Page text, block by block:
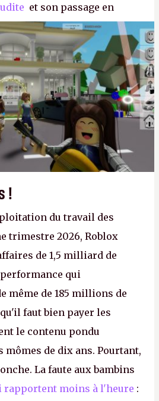
et son passage en
n'aura bientôt plus
ses bilans. Encore une
P.
!
du travail des
trimestre 2026, Roblox
de 1,5 milliard de
qui
même de 185 millions de
faut bien payer les
le contenu pondu
mômes de dix ans. Pourtant,
La faute aux bambins
rapportent moins à l'heure :